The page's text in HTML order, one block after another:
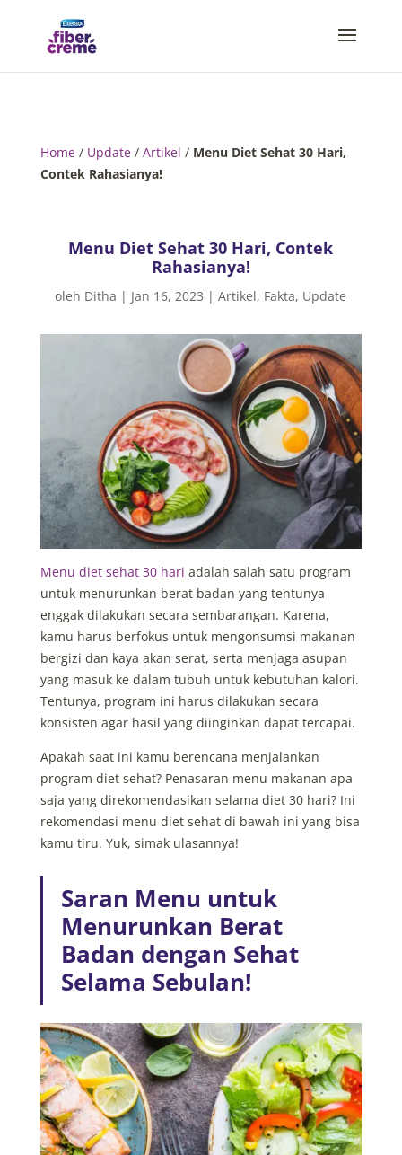
Home/ Update/ Artikel / Menu Diet Sehat 30 Hari,
Contek Rahasianya!
Menu Diet Sehat 30 Hari, Contek
Rahasianya!
oleh Ditha | Jan 16, 2023 |Artikel, Fakta, Update
Menu diet sehat 30 hari adalah salah satu program
untuk menurunkan berat badan yang tentunya
enggak dilakukan secara sembarangan. Karena,
kamu harus berfokus untuk mengonsumsi makanan
bergizi dan kaya akan serat, serta menjaga asupan
yang masuk ke dalam tubuh untuk kebutuhan kalori.
Tentunya, program ini harus dilakukan secara
konsisten agar hasil yang diinginkan dapat tercapai.
Apakah saat ini kamu berencana menjalankan
program diet sehat? Penasaran menu makanan apa
saja yang direkomendasikan selama diet 30 hari? Ini
rekomendasi menu diet sehat di bawah ini yang bisa
kamu tiru. Yuk, simak ulasannya!
Saran Menu untuk
Menurunkan Berat
Badan dengan Sehat
Selama Sebulan!